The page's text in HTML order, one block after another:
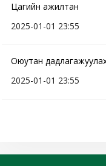
Цагийн ажилтан
2025-01-01 23:55
Оюутан
2025-01-01 23:55